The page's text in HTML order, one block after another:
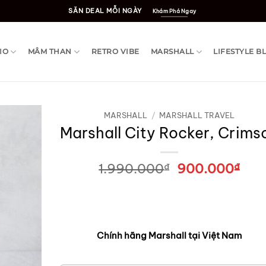
SĂN DEAL MỖI NGÀY Khám Phá Ngay
MÂM THAN RETRO VIBE MARSHALL LIFESTYLE
MARSHALL / MARSHALL TRAVEL
Marshall City Rocker,
1.990.000₫ Giá
900.000₫Giá
Chính hãng Marshall tại Việt Nam